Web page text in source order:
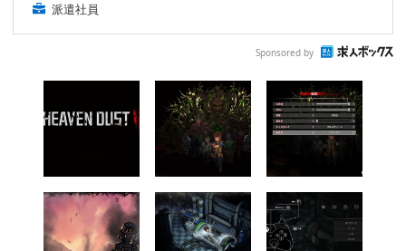
派遣社員
Sponsored by